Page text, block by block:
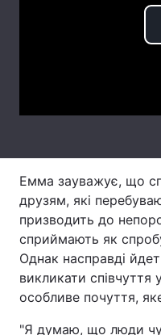
Тема оформлення
Емма зауважує, що
друзям, які
призводить до
сприймають як
Однак насправді
викликати
особливе почуття,
"Я думаю, що люди